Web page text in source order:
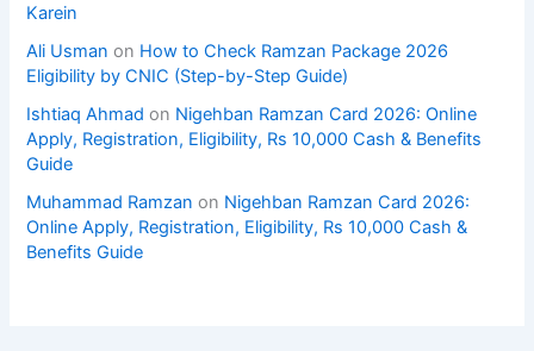
Karein
Ali Usman on How to Check Ramzan Package 2026
Eligibility by CNIC (Step-by-Step Guide)
Ishtiaq Ahmad on Nigehban Ramzan Card 2026: Online
Apply, Registration, Eligibility, Rs 10,000 Cash & Benefits
Guide
Muhammad Ramzan on Nigehban Ramzan Card 2026:
Online Apply, Registration, Eligibility, Rs 10,000 Cash &
Benefits Guide